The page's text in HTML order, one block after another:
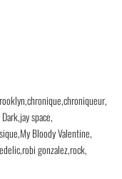
chroniquechroniqueur
jay space
My Bloody Valentine
robi gonzalezrock